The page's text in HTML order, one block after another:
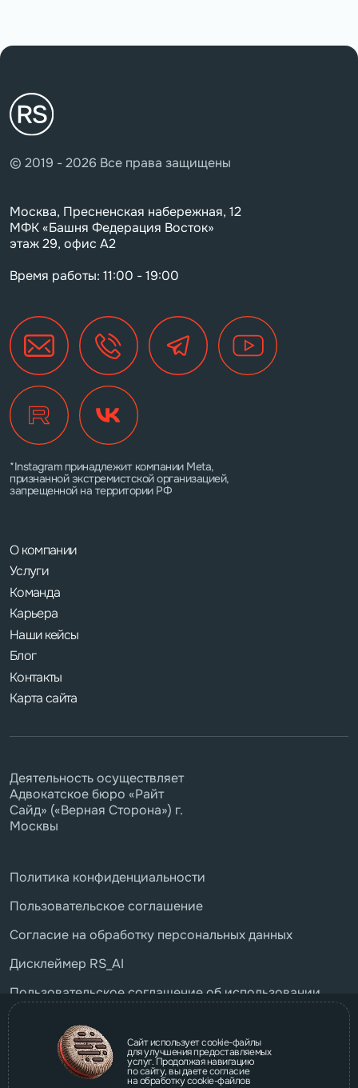
Сайт использует cookie-файлы
для улучшения предоставляемых
услуг. Продолжая навигацию
по сайту, вы даете согласие
на обработку cookie-файлов
© 2019 - 2026 Все права защищены
Москва, Пресненская набережная, 12
МФК «Башня Федерация Восток»
этаж 29, офис А2
Время работы: 11:00 - 19:00
О компании
Услуги
Команда
Карьера
Наши кейсы
Блог
Контакты
Карта сайта
*Instagram принадлежит компании Meta,
признанной экстремистской организацией,
запрещенной на территории РФ
Деятельность осуществляет
Адвокатское бюро «Райт
Сайд» («Верная Сторона») г.
Москвы
Политика конфиденциальности
Пользовательское соглашение
Согласие на обработку персональных данных
Дисклеймер RS_AI
Пользовательское соглашение об использовании
бота RS_AI
Свидетельство о гос. регистрации
Устав бюро Райт Сайд
Наши реквизиты